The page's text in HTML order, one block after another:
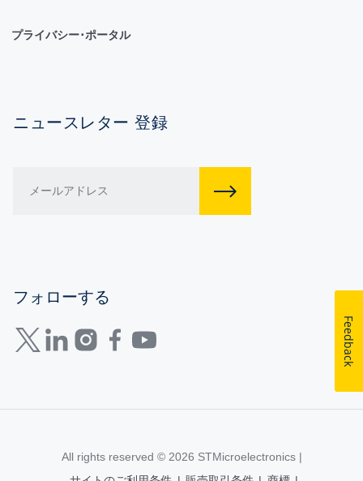
プライバシー･ポータル
ニュースレター 登録
フォローする
All rights reserved © 2026 STMicroelectronics |
Feedback